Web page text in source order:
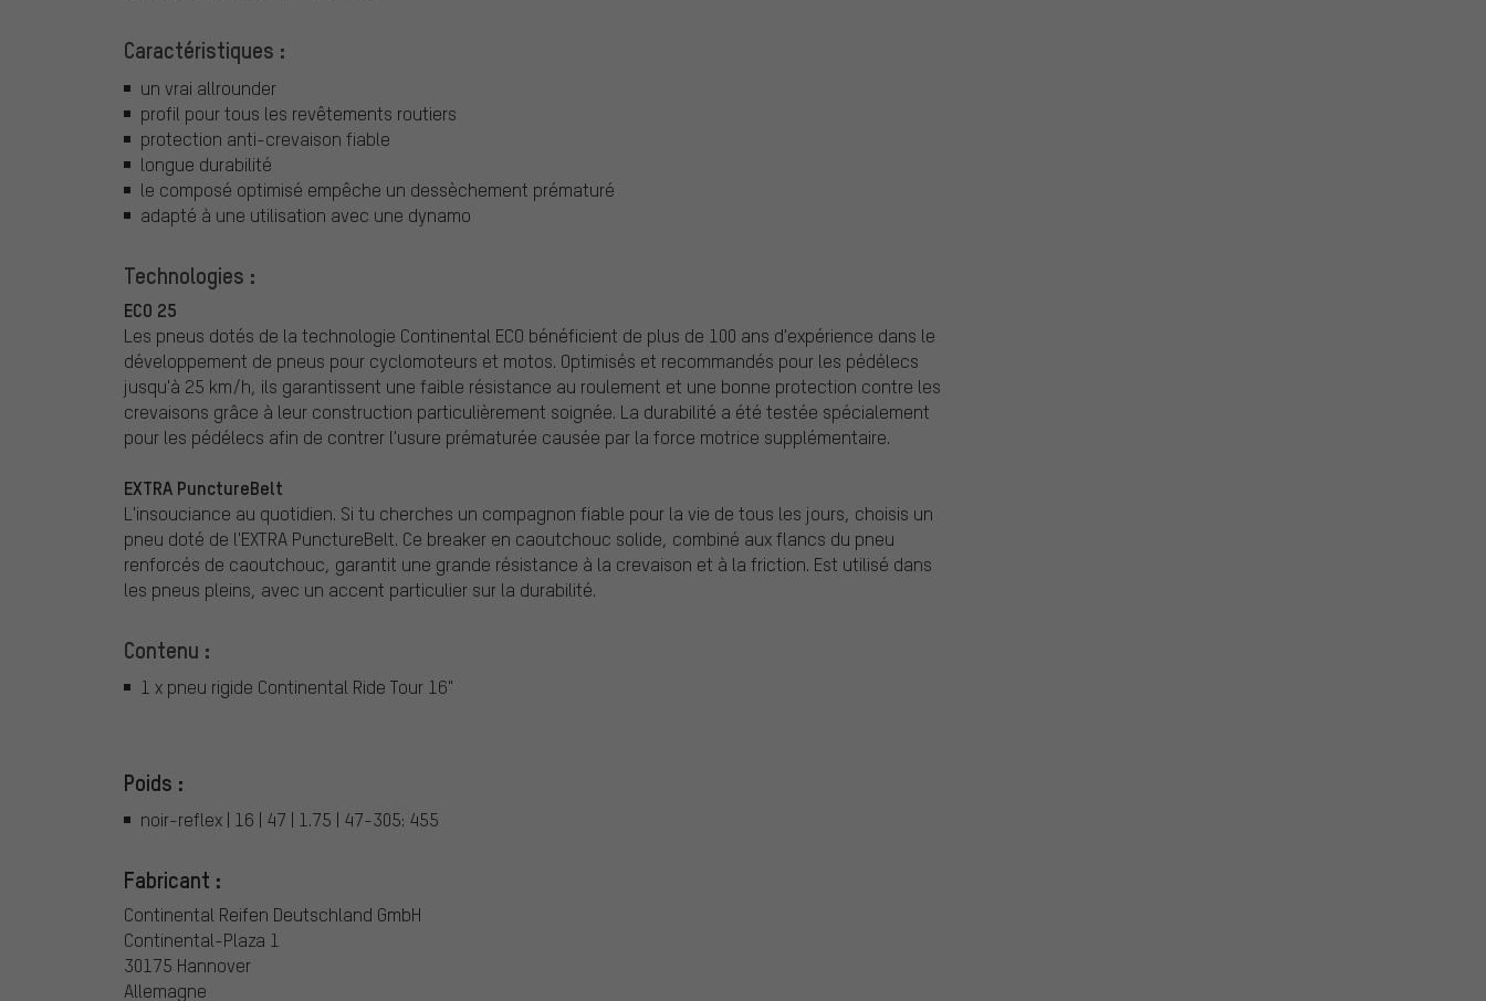
Caractéristiques :
un vrai allrounder
profil pour tous les revêtements routiers
protection anti-crevaison fiable
longue durabilité
le composé optimisé empêche un dessèchement prématuré
adapté à une utilisation avec une dynamo
Technologies :
ECO 25
Les pneus dotés de la technologie Continental ECO bénéficient de plus de 100 ans d'expérience dans le
développement de pneus pour cyclomoteurs et motos. Optimisés et recommandés pour les pédélecs
jusqu'à 25 km/h, ils garantissent une faible résistance au roulement et une bonne protection contre les
crevaisons grâce à leur construction particulièrement soignée. La durabilité a été testée spécialement
pour les pédélecs afin de contrer l'usure prématurée causée par la force motrice supplémentaire.
EXTRA PunctureBelt
L'insouciance au quotidien. Si tu cherches un compagnon fiable pour la vie de tous les jours, choisis un
pneu doté de l'EXTRA PunctureBelt. Ce breaker en caoutchouc solide, combiné aux flancs du pneu
renforcés de caoutchouc, garantit une grande résistance à la crevaison et à la friction. Est utilisé dans
les pneus pleins, avec un accent particulier sur la durabilité.
Contenu :
1 x pneu rigide Continental Ride Tour 16"
Poids :
noir-reflex | 16 | 47 | 1.75 | 47-305: 455
Fabricant :
Continental Reifen Deutschland GmbH
Continental-Plaza 1
30175 Hannover
Allemagne